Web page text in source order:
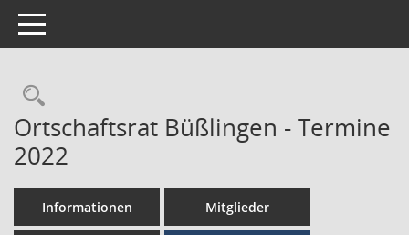
Toggle navigation
Ortschaftsrat Büßlingen - Termine
2022
Informationen Mitglieder